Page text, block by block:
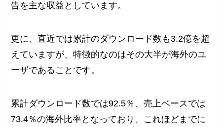
告を主な収益としています。
更に、直近では累計のダウンロード数も3.2億を超
えていますが、特徴的なのはその大半が海外のユ
ーザであることです。
累計ダウンロード数では92.5％、売上ベースでは
73.4％の海外比率となっており、これほどまでに